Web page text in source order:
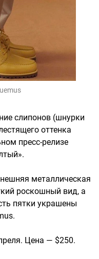
слипонов (шнурки
оттенка
пресс-релизе
металлическая
роскошный вид, а
пятки украшены
Цена — $250.